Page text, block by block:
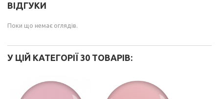
ВІДГУКИ
Поки що немає оглядів.
У ЦІЙ КАТЕГОРІЇ 30 ТОВАРІВ: